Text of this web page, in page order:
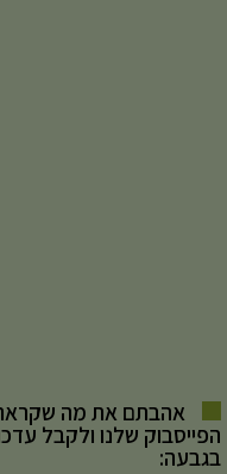
אהבתם את מה
הפייסבוק שלנו ולקבל
בגבעה: